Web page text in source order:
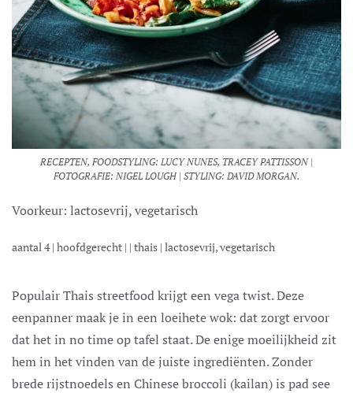
RECEPTEN, FOODSTYLING: LUCY NUNES, TRACEY PATTISSON |
FOTOGRAFIE: NIGEL LOUGH | STYLING: DAVID MORGAN.
Voorkeur: lactosevrij, vegetarisch
aantal 4| hoofdgerecht | | thais | lactosevrij, vegetarisch
Populair Thais streetfood krijgt een vega twist. Deze
eenpanner maak je in een loeihete wok: dat zorgt ervoor
dat het in no time op tafel staat. De enige moeilijkheid zit
hem in het vinden van de juiste ingrediënten. Zonder
brede rijstnoedels en Chinese broccoli (kailan) is pad see